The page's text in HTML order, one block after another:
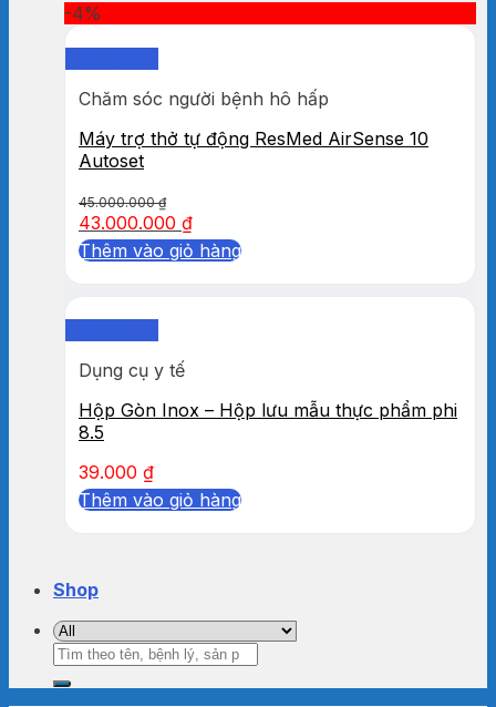
-4%
Chăm sóc người bệnh hô hấp
Máy trợ thở tự động ResMed AirSense 10
Autoset
45.000.000₫
43.000.000 ₫
Thêm vào giỏ hàng
Dụng cụ y tế
Hộp Gòn Inox – Hộp lưu mẫu thực phẩm phi
8.5
39.000 ₫
Thêm vào giỏ hàng
Shop
Tìm
kiếm: